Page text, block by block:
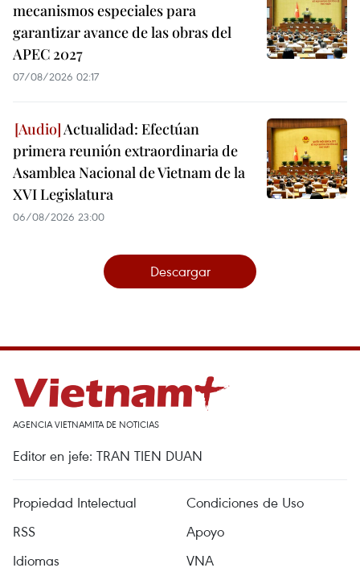
mecanismos especiales para
garantizar avance de las obras del
APEC 2027
07/08/2026 02:17
Actualidad: Efectúan
primera reunión extraordinaria de
Asamblea Nacional de Vietnam de la
XVI Legislatura
06/08/2026 23:00
Descargar
AGENCIA VIETNAMITA DE NOTICIAS
Editor en jefe: TRAN TIEN DUAN
Propiedad Intelectual
Condiciones de Uso
RSS
Apoyo
Idiomas
VNA